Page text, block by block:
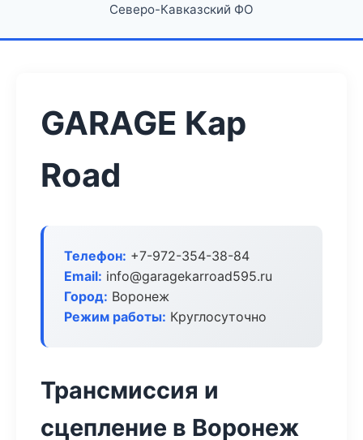
Северо-Кавказский ФО
GARAGE Кар
Road
Телефон: +7-972-354-38-84
Email: info@garagekarroad595.ru
Город: Воронеж
Режим работы: Круглосуточно
Трансмиссия и
сцепление в Воронеж